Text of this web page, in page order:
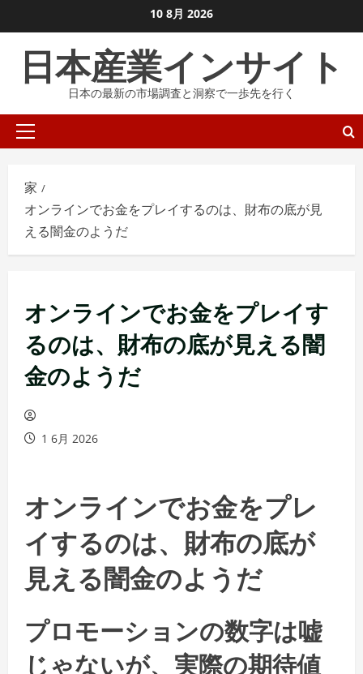
ン
に
ま
10 8月 2026
日本産業インサイト
日本の最新の市場調査と洞察で一歩先を行く
プ
イ
マ
リ
メ
ー
家
オンラインでお金をプレイするのは、財布の底が見
える闇金のようだ
オンラインでお金をプレイす
るのは、財布の底が見える闇
金のようだ
1 6月 2026
オンラインでお金をプレ
イするのは、財布の底が
見える闇金のようだ
プロモーションの数字は嘘
じゃないが、実際の期待値